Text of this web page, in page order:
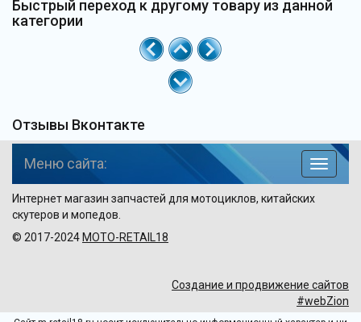
Быстрый переход к другому товару из данной
категории
Отзывы Вконтакте
по
Меню сайта:
Интернет магазин запчастей для мотоциклов, китайских
скутеров и мопедов.
© 2017-2024 MOTO-RETAIL18
Создание и продвижение сайтов
#webZion